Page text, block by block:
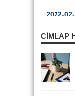
2022-
CÍMLAP